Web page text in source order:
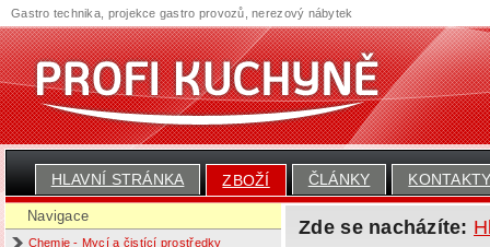
HLAVNÍ STRÁNKA ZBOŽÍ ČLÁNKY
Navigace
Chemie - Mycí a čistící prostředky
Zde se nacházíte:
Gastro technika, projekce gastro provozů, nerezový nábytek